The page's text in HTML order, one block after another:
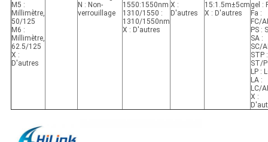
M5 :
Millimètre,
50/125
M6 :
Millimètre,
62.5/125
X :
D'autres
N : Non-
verrouillage
1550:1550nm
1310/1550 :
1310/1550nm
X : D'autres
X :
D'autres
15:1.5m±5cm
X : D'autres
gel :
Fa :
FC/
PS :
SA :
SC/
STP :
ST/
LP :
LA :
LC/
X :